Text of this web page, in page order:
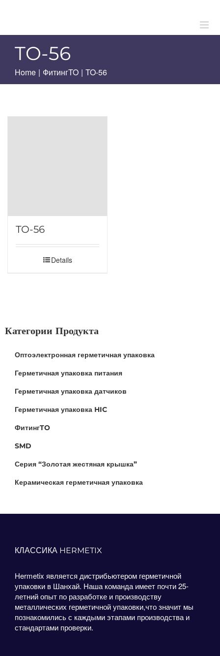
TO-56
Home | ФитингTO | TO-56
TO-56
Details
Категории Продукта
Оптоэлектронная герметичная упаковка
Герметичная упаковка питания
Герметичная упаковка датчиков
Герметичная упаковка HIC
ФитингTO
SMD
Серия “Золотая жестяная крышка”
Керамическая герметичная упаковка
КЛАССИКА HERMETIX
Hermetix является дистрибьютером герметичной
упаковки в Шанхай. Наша команда имеет почти 25-
летний опыт по разработке и производству
металлических герметичной упаковки,что значит мы
познакомились с каждыми этапами производства и
стандартами проверки.